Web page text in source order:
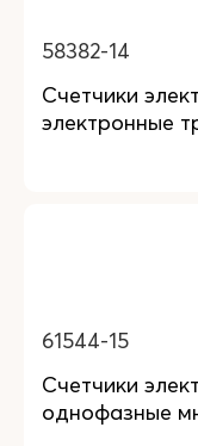
58382-14
Счетчики
электронные
61544-15
Счетчики
однофазные